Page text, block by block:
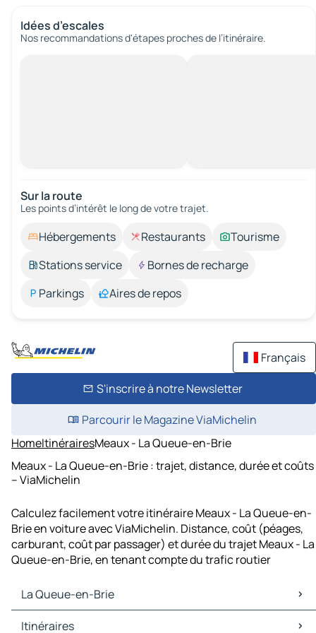
Idées d’escales
Nos recommandations d'étapes proches de l’itinéraire.
Sur la route
Les points d’intérêt le long de votre trajet.
Hébergements Restaurants
Tourisme
Stations service
Bornes de recharge
Parkings
Aires de repos
Français
S'inscrire à notre Newsletter
Parcourir le Magazine ViaMichelin
HomeItinérairesMeaux - La Queue-en-Brie
Meaux - La Queue-en-Brie : trajet, distance, durée et coûts
– ViaMichelin
Calculez facilement votre itinéraire Meaux - La Queue-en-
Brie en voiture avec ViaMichelin. Distance, coût (péages,
carburant, coût par passager) et durée du trajet Meaux - La
Queue-en-Brie, en tenant compte du trafic routier
La Queue-en-Brie
La Queue-en-Brie Cartes et plans
Itinéraires